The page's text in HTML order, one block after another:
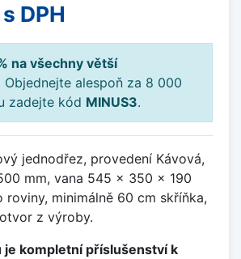
s DPH
na všechny větší
Objednejte alespoň za 8 000
zadejte kód MINUS3.
jednodřez, provedení Kávová,
mm, vana 545 x 350 x 190
roviny, minimálně 60 cm skříňka,
z výroby.
je kompletní příslušenství k